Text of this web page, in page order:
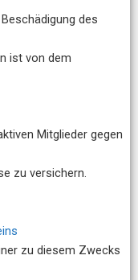
des
ist von dem
Mitglieder gegen
zu versichern.
zu diesem Zwecks